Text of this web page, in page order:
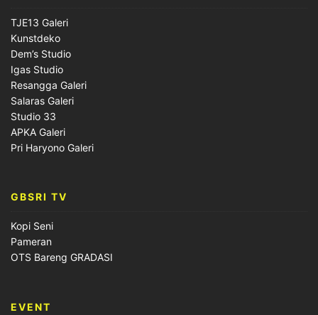
TJE13 Galeri
Kunstdeko
Dem’s Studio
Igas Studio
Resangga Galeri
Salaras Galeri
Studio 33
APKA Galeri
Pri Haryono Galeri
GBSRI TV
Kopi Seni
Pameran
OTS Bareng GRADASI
EVENT